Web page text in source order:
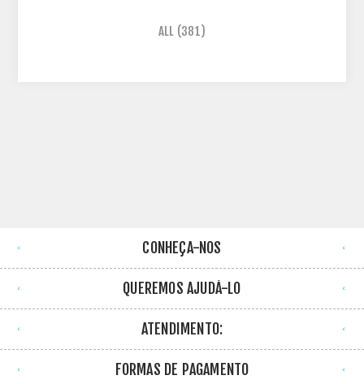
ALL (381)
CONHEÇA-NOS
QUEREMOS AJUDÁ-LO
ATENDIMENTO:
FORMAS DE PAGAMENTO